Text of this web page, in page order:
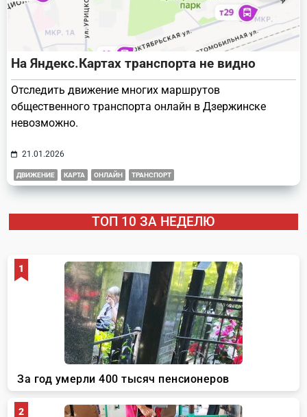
На Яндекс.Картах транспорта не видно
Отследить движение многих маршрутов
общественного транспорта онлайн в Дзержинске
невозможно.
21.01.2026
ДВИЖЕНИЕ КАРТА ОНЛАЙН ТРАНСПОРТ
ТОП 10 ЗА НЕДЕЛЮ